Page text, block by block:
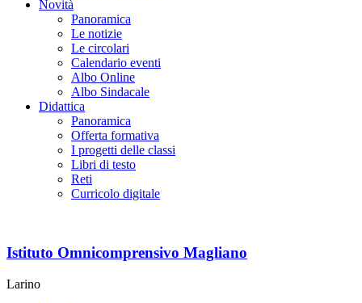
Novità
Panoramica
Le notizie
Le circolari
Calendario eventi
Albo Online
Albo Sindacale
Didattica
Panoramica
Offerta formativa
I progetti delle classi
Libri di testo
Reti
Curricolo digitale
Istituto Omnicomprensivo Magliano
Larino